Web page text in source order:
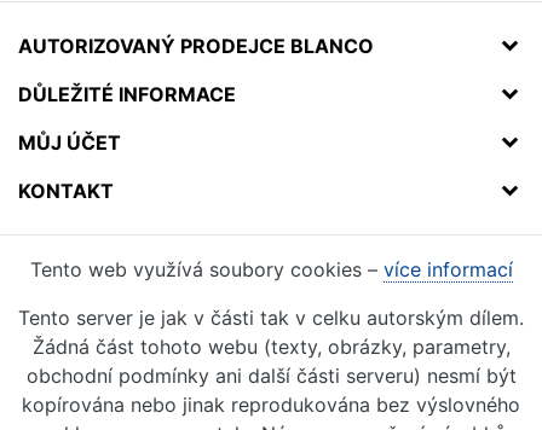
AUTORIZOVANÝ PRODEJCE BLANCO
DŮLEŽITÉ INFORMACE
MŮJ ÚČET
KONTAKT
Tento web využívá soubory cookies – více informací
Tento server je jak v části tak v celku autorským dílem.
Žádná část tohoto webu (texty, obrázky, parametry,
obchodní podmínky ani další části serveru) nesmí být
kopírována nebo jinak reprodukována bez výslovného